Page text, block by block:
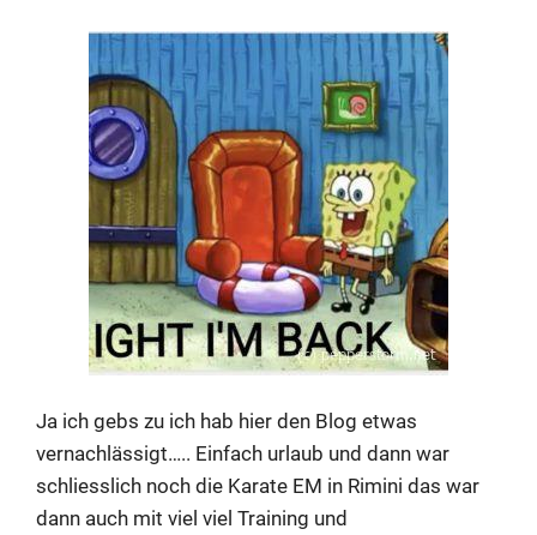
Ja ich gebs zu ich hab hier den Blog etwas
vernachlässigt….. Einfach urlaub und dann war
schliesslich noch die Karate EM in Rimini das war
dann auch mit viel viel Training und